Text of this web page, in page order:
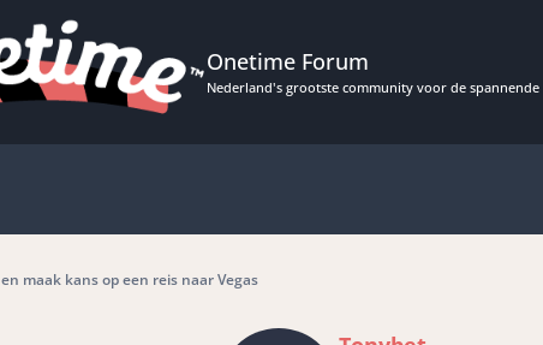
Onetime Forum
Nederland's grootste community voor de spannende
maak kans op een reis naar Vegas